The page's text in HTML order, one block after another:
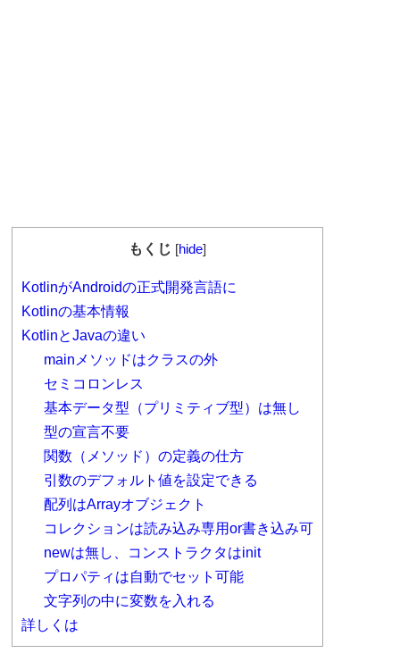
もくじ [hide]
KotlinがAndroidの正式開発言語に
Kotlinの基本情報
KotlinとJavaの違い
mainメソッドはクラスの外
セミコロンレス
基本データ型（プリミティブ型）は無し
型の宣言不要
関数（メソッド）の定義の仕方
引数のデフォルト値を設定できる
配列はArrayオブジェクト
コレクションは読み込み専用or書き込み可
newは無し、コンストラクタはinit
プロパティは自動でセット可能
文字列の中に変数を入れる
詳しくは